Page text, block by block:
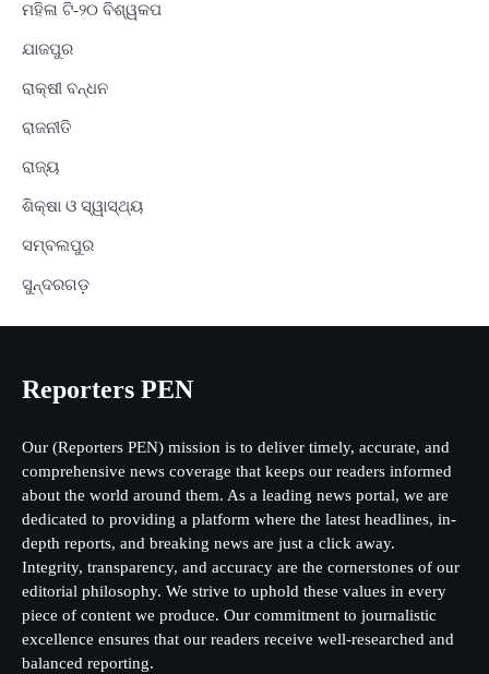
ମହିଳା ଟି-୨୦ ବିଶ୍ୱକପ
ଯାଜପୁର
ରାକ୍ଷୀ ବନ୍ଧନ
ରାଜନୀତି
ରାଜ୍ୟ
ଶିକ୍ଷା ଓ ସ୍ୱାସ୍ଥ୍ୟ
ସମ୍ବଲପୁର
ସୁନ୍ଦରଗଡ଼
Reporters PEN
Our (Reporters PEN) mission is to deliver timely, accurate, and
comprehensive news coverage that keeps our readers informed
about the world around them. As a leading news portal, we are
dedicated to providing a platform where the latest headlines, in-
depth reports, and breaking news are just a click away.
Integrity, transparency, and accuracy are the cornerstones of our
editorial philosophy. We strive to uphold these values in every
piece of content we produce. Our commitment to journalistic
excellence ensures that our readers receive well-researched and
balanced reporting.